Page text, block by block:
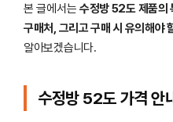
본 글에서는 수정방 52도 제품의
구매처, 그리고 구매 시 유의해야
알아보겠습니다.
수정방 52도 가격 안